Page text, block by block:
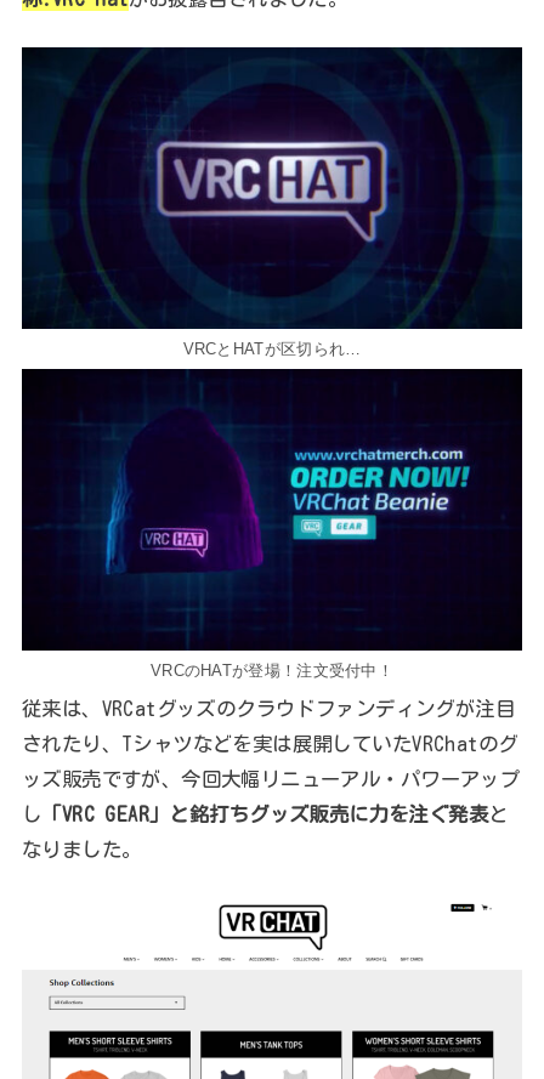
VRCとHATが区切られ…
VRCのHATが登場！注文受付中！
従来は、VRCatグッズのクラウドファンディングが注目
されたり、Tシャツなどを実は展開していたVRChatのグ
ッズ販売ですが、今回大幅リニューアル・パワーアップ
し 「VRC GEAR」と銘打ちグッズ販売に力を注ぐ発表と
なりました。